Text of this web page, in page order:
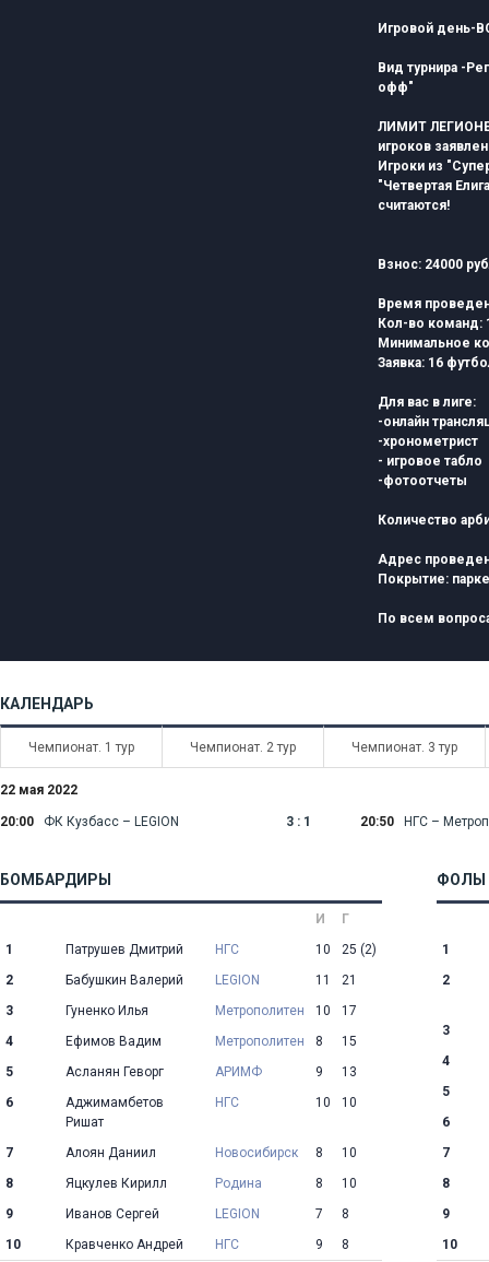
Игровой день-
Вид турнира -
офф"
ЛИМИТ
игроков
Игроки из
"Четвертая
считаются!
Взнос: 24000
Время
Кол-во команд:
Минимальное
Заявка: 16
Для вас в лиге:
-онлайн
-хронометрист
- игровое табло
-фотоотчеты
Количество
Адрес
Покрытие:
По всем
КАЛЕНДАРЬ
Чемпионат. 1 тур Чемпионат. 2 тур Чемпионат. 3 тур
Чемпионат. 5 тур
22 мая 2022
20:00 ФК Кузбасс – LEGION 3 : 1 20:50 НГС –
БОМБАРДИРЫ
И
Г
1
Патрушев Дмитрий НГС 10 25 (2)
2
Бабушкин Валерий LEGION 11
21
3
Гуненко Илья Метрополитен 10
17
4
Ефимов Вадим Метрополитен 8
15
5
Асланян Геворг АРИМФ 9
13
6
Аджимамбетов
Ришат
НГС 10 10
7 Алоян Даниил Новосибирск 8
10
8
Яцкулев Кирилл Родина 8
10
9
Иванов Сергей LEGION 7
8
10
Кравченко Андрей НГС 9 8
ФОЛЫ
1
2
3
4
5
6
7
8
9
10